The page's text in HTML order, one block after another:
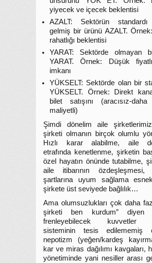
yiyecek ve içecek beklentisi
AZALT: Sektörün
gelmiş bir ürünü AZALT.
rahatlığı beklentisi
YARAT: Sektörde olmayan
YARAT. Örnek: Düşük
imkanı
YÜKSELT: Sektörde olan bir
YÜKSELT. Örnek: Direkt
bilet satışını (aracısız-
maliyetli)
Şimdi dönelim aile
şirketi olmanın birçok olumlu
Hızlı karar alabilme, aile
etrafında kenetlenme, şirketin
özel hayatın önünde tutabilme,
aile itibarının özdeşleşmesi,
şartlarına uyum sağlama
şirkete üst seviyede bağlılık…
Ama olumsuzlukları çok daha
şirketi ben kurdum” diyen
frenleyebilecek kuvvetler
sisteminin tesis edilememiş
nepotizm (yeğen/kardeş
kar ve miras dağılımı kavgaları,
yönetiminde yani nesiller arası